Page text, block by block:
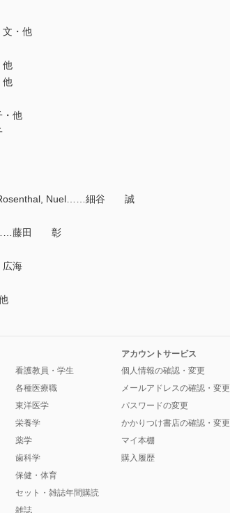
・他
他
他
他
Rosenthal, Nuel……細谷 誠
……藤田 彰
海
看護教員・学生
各種医療職
東洋医学
栄養学
薬学
歯科学
保健・体育
セット・雑誌年間購読
雑誌
アカウントサービス
個人情報の確認・変更
メールアドレスの確認・変更
パスワードの変更
かかりつけ書店の確認・変更
マイ本棚
購入履歴